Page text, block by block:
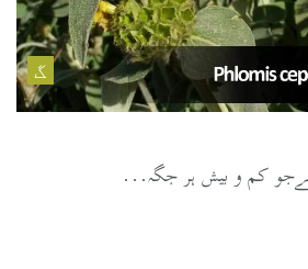
گ
کم و بیش ہر جگہ...